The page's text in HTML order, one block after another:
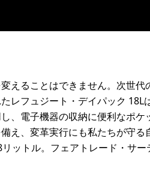
えることはできません。次世代
レフュジート・デイパック 18L
、電子機器の収納に便利なポケ
え、変革実行にも私たちが守る
ットル。フェアトレード・サー